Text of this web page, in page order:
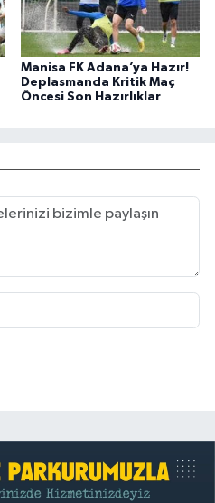
Manisa FK Adana’ya Hazır!
Deplasmanda Kritik Maç
Öncesi Son Hazırlıklar